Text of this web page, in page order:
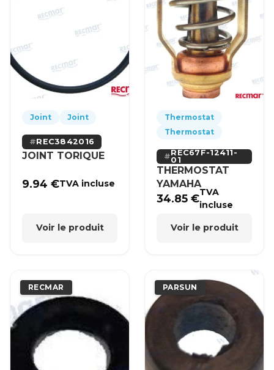
Joint Joint
REC3842016
JOINT TORIQUE
9.94€TVA incluse
Voir le produit
Thermostat
Thermostat
REC67F-12411-
01
THERMOSTAT
YAMAHA
34.85€TVA
incluse
Voir le produit
RECMAR PARSUN